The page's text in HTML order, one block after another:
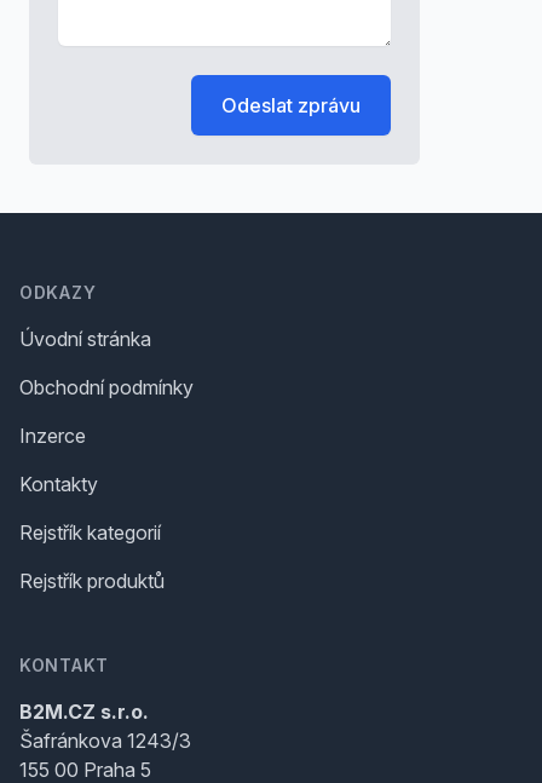
Odeslat zprávu
ODKAZY
Úvodní stránka
Obchodní podmínky
Inzerce
Kontakty
Rejstřík kategorií
Rejstřík produktů
KONTAKT
B2M.CZ s.r.o.
Šafránkova 1243/3
155 00 Praha 5